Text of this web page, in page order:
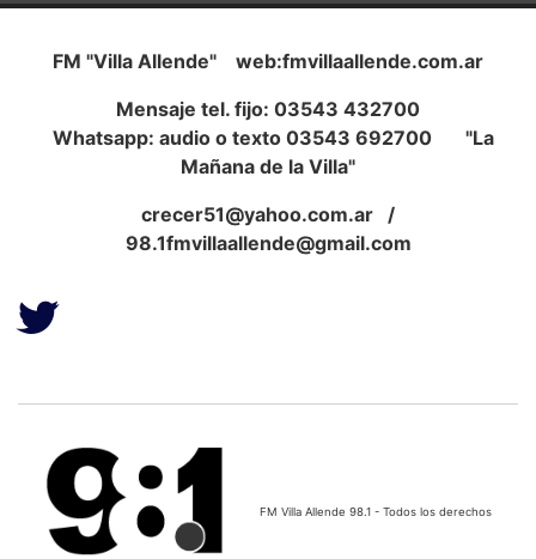
FM "Villa Allende" web:fmvillaallende.com.ar
Mensaje tel. fijo: 03543 432700
Whatsapp: audio o texto 03543 692700 "La
Mañana de la Villa"
crecer51@yahoo.com.ar /
98.1fmvillaallende@gmail.com
FM Villa Allende 98.1 - Todos los derechos